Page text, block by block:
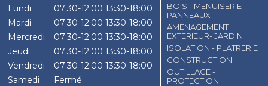
Lundi
07:30-12:00 13:30-18:00
Mardi
07:30-12:00 13:30-18:00
Mercredi
07:30-12:00 13:30-18:00
Jeudi
07:30-12:00 13:30-18:00
Vendredi
07:30-12:00 13:30-18:00
Samedi
Fermé
BOIS - MENUISERIE -
PANNEAUX
AMENAGEMENT
EXTERIEUR- JARDIN
ISOLATION - PLATRERIE
CONSTRUCTION
OUTILLAGE -
PROTECTION